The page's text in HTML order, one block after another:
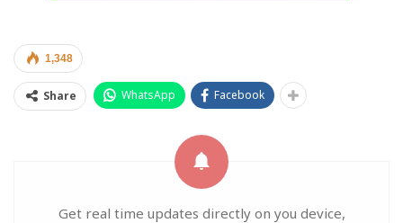
1,348
Share WhatsApp Facebook
Get real time updates directly on you device,